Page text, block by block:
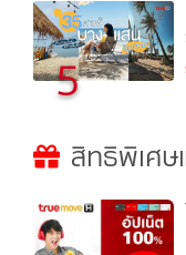
5
สิทธิพิเศษ